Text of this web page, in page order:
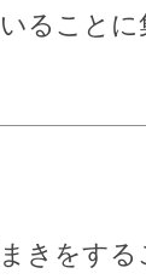
ること
きをする